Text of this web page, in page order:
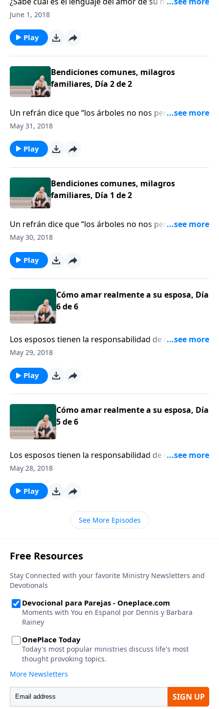
niño tiene lo que nos encanta llamar “tanque del
necesidades emocionales específicas que deben ser
suplidas.
June 1, 2018
Play
Bendiciones comunes, milagros
familiares, Día 2 de 2
Un refrán dice que “los árboles no nos permiten ver
el bosque”. Gary Thomas explica cómo
actuales de Dios, mientras esperamos milagros
futuros.
May 31, 2018
Play
Bendiciones comunes, milagros
familiares, Día 1 de 2
Un refrán dice que “los árboles no nos permiten ver
el bosque”. Gary Thomas explica cómo
actuales de Dios, mientras esperamos milagros
futuros.
May 30, 2018
Play
Cómo amar realmente a su esposa, Día
6 de 6
Los esposos tienen la responsabilidad de guiar a sus
esposas con humildad y amor. Roberto Lepine les
cristiano.
May 29, 2018
Play
Cómo amar realmente a su esposa, Día
5 de 6
Los esposos tienen la responsabilidad de guiar a sus
esposas con humildad y amor. Roberto Lepine les
cristiano.
May 28, 2018
Play
See More Episodes